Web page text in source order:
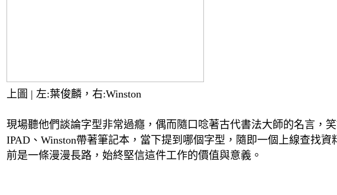
上圖 | 左:葉俊麟，右:Winston
現場聽他們談論字型非常過癮，偶而隨口唸著古代書法大師的名言，
IPAD 、 Winston帶著筆記本，當下提到哪個字型，隨即一個上線查找
前是一條漫漫長路，始終堅信這件工作的價值與意義。